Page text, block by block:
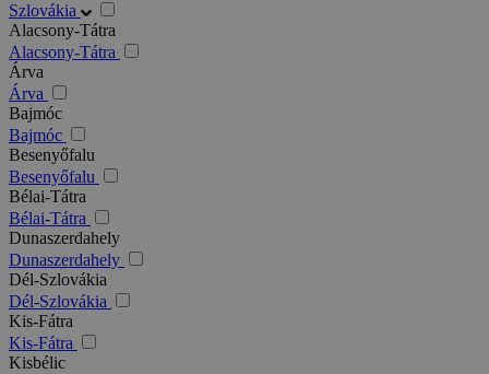
Szlovákia
Alacsony-Tátra
Alacsony-Tátra
Árva
Árva
Bajmóc
Bajmóc
Besenyőfalu
Besenyőfalu
Bélai-Tátra
Bélai-Tátra
Dunaszerdahely
Dunaszerdahely
Dél-Szlovákia
Dél-Szlovákia
Kis-Fátra
Kis-Fátra
Kisbélic